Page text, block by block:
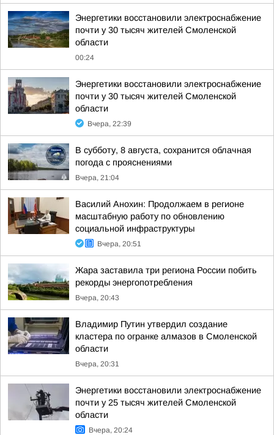
Энергетики восстановили электроснабжение
почти у 30 тысяч жителей Смоленской
области
00:24
Энергетики восстановили электроснабжение
почти у 30 тысяч жителей Смоленской
области
Вчера, 22:39
В субботу, 8 августа, сохранится облачная
погода с прояснениями
Вчера, 21:04
Василий Анохин: Продолжаем в регионе
масштабную работу по обновлению
социальной инфраструктуры
Вчера, 20:51
Жара заставила три региона России побить
рекорды энергопотребления
Вчера, 20:43
Владимир Путин утвердил создание
кластера по огранке алмазов в Смоленской
области
Вчера, 20:31
Энергетики восстановили электроснабжение
почти у 25 тысяч жителей Смоленской
области
Вчера, 20:24